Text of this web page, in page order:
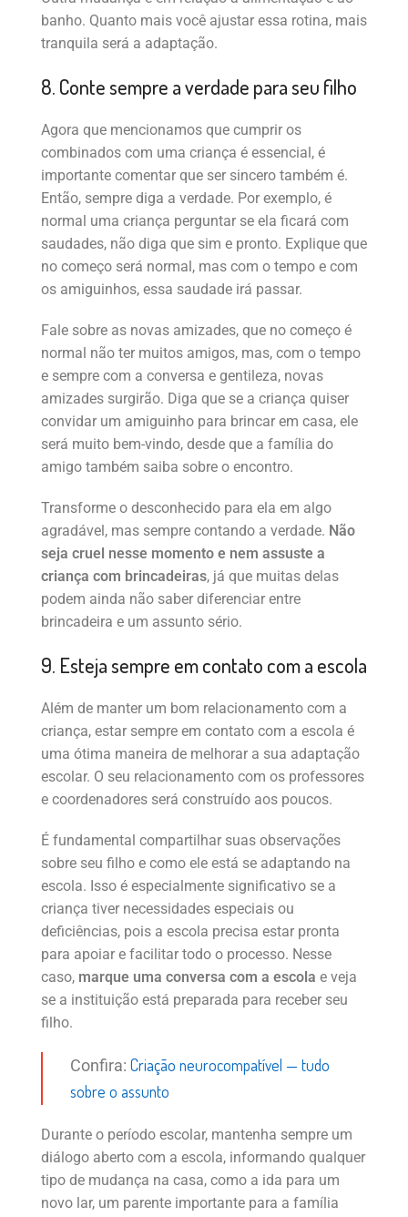
banho. Quanto mais você ajustar essa rotina, mais
tranquila será a adaptação.
8. Conte sempre a verdade para seu filho
Agora que mencionamos que cumprir os
combinados com uma criança é essencial, é
importante comentar que ser sincero também é.
Então, sempre diga a verdade. Por exemplo, é
normal uma criança perguntar se ela ficará com
saudades, não diga que sim e pronto. Explique que
no começo será normal, mas com o tempo e com
os amiguinhos, essa saudade irá passar.
Fale sobre as novas amizades, que no começo é
normal não ter muitos amigos, mas, com o tempo
e sempre com a conversa e gentileza, novas
amizades surgirão. Diga que se a criança quiser
convidar um amiguinho para brincar em casa, ele
será muito bem-vindo, desde que a família do
amigo também saiba sobre o encontro.
Transforme o desconhecido para ela em algo
agradável, mas sempre contando a verdade. Não
seja cruel nesse momento e nem assuste a
criança com brincadeiras, já que muitas delas
podem ainda não saber diferenciar entre
brincadeira e um assunto sério.
9. Esteja sempre em contato com a escola
Além de manter um bom relacionamento com a
criança, estar sempre em contato com a escola é
uma ótima maneira de melhorar a sua adaptação
escolar. O seu relacionamento com os professores
e coordenadores será construído aos poucos.
É fundamental compartilhar suas observações
sobre seu filho e como ele está se adaptando na
escola. Isso é especialmente significativo se a
criança tiver necessidades especiais ou
deficiências, pois a escola precisa estar pronta
para apoiar e facilitar todo o processo. Nesse
caso, marque uma conversa com a escola e veja
se a instituição está preparada para receber seu
filho.
Confira: Criação neurocompatível — tudo
sobre o assunto
Durante o período escolar, mantenha sempre um
diálogo aberto com a escola, informando qualquer
tipo de mudança na casa, como a ida para um
novo lar, um parente importante para a família